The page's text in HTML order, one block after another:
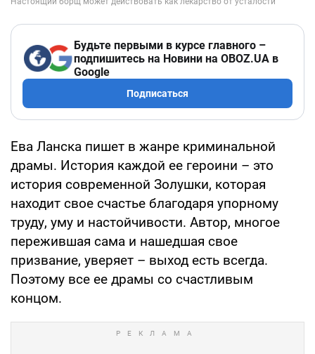
Будьте первыми в курсе главного –
подпишитесь на Новини на OBOZ.UA в
Google
Подписаться
Ева Ланска пишет в жанре криминальной
драмы. История каждой ее героини – это
история современной Золушки, которая
находит свое счастье благодаря упорному
труду, уму и настойчивости. Автор, многое
пережившая сама и нашедшая свое
призвание, уверяет – выход есть всегда.
Поэтому все ее драмы со счастливым
концом.